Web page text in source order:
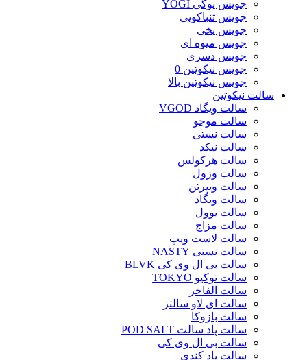
جویس یوگی YOGI
جویس تنباکویی
جویس یخی
جویس میوه ای
جویس دسری
جویس نیکوتین 0
جویس نیکوتین بالا
سالت نیکوتین
سالت ویگاد VGOD
سالت موجو
سالت نستی
سالت نیکد
سالت هرکولس
سالت وزول
سالت ویپرتن
سالت ویگاد
سالت یوول
سالت مزاج
سالت لاست ویپ
سالت نستی NASTY
سالت بی ال وی کی BLVK
سالت توکیو TOKYO
سالت الفاخر
سالت ای لاو سالتز
سالت بازوکا
سالت پاد سالت POD SALT
سالت بی ال وی کی
سالت پاد کندی